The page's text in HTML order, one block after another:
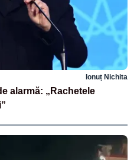
Ionuț Nichita
alarmă: „Rachetele